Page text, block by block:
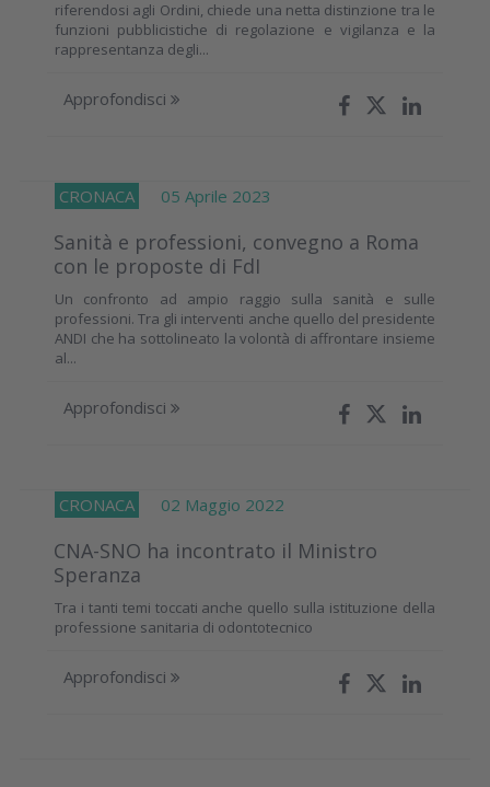
riferendosi agli Ordini, chiede una netta distinzione tra le
funzioni pubblicistiche di regolazione e vigilanza e la
rappresentanza degli...
Approfondisci
CRONACA 05 Aprile 2023
Sanità e professioni, convegno a Roma
con le proposte di FdI
Un confronto ad ampio raggio sulla sanità e sulle
professioni. Tra gli interventi anche quello del presidente
ANDI che ha sottolineato la volontà di affrontare insieme
al...
Approfondisci
CRONACA 02 Maggio 2022
CNA-SNO ha incontrato il Ministro
Speranza
Tra i tanti temi toccati anche quello sulla istituzione della
professione sanitaria di odontotecnico
Approfondisci